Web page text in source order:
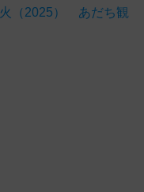
火（2025） あだち観